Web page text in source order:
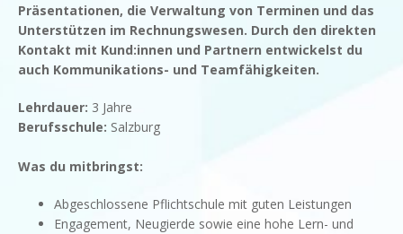
Präsentationen, die Verwaltung von Terminen und das
Unterstützen im Rechnungswesen. Durch den direkten
Kontakt mit Kund:innen und Partnern entwickelst du
auch Kommunikations- und Teamfähigkeiten.
Lehrdauer: 3 Jahre
Berufsschule: Salzburg
Was du mitbringst:
Abgeschlossene Pflichtschule mit guten Leistungen
Engagement, Neugierde sowie eine hohe Lern- und